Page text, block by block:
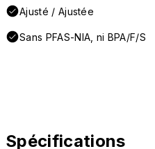
Ajusté / Ajustée
Sans PFAS-NIA, ni BPA/F/S
Spécifications